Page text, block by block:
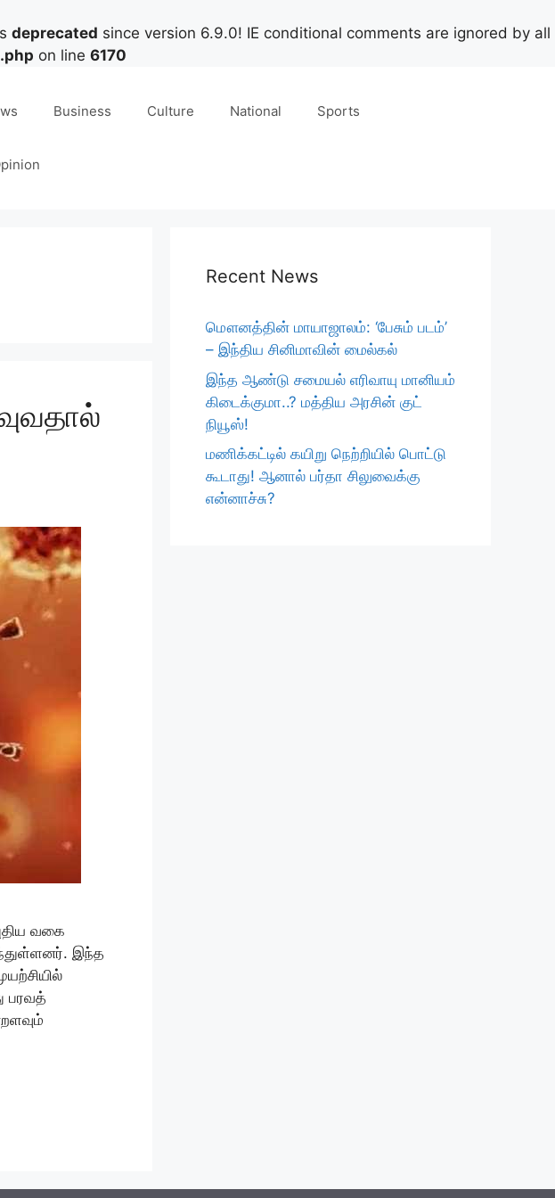
deprecated since version 6.9.0! IE conditional comments are ignored by all
on line 6170
Business Culture National Sports
வகை
இந்த
பரவத்
Recent News
மௌனத்தின் மாயாஜாலம்: ‘பேசும் படம்’
– இந்திய சினிமாவின் மைல்கல்
இந்த ஆண்டு சமையல் எரிவாயு மானியம்
கிடைக்குமா..? மத்திய அரசின் குட்
நியூஸ்!
மணிக்கட்டில் கயிறு நெற்றியில் பொட்டு
கூடாது! ஆனால் பர்தா சிலுவைக்கு
என்னாச்சு?